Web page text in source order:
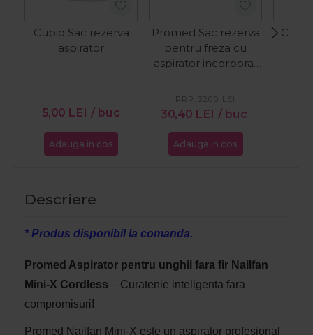
Cupio Sac rezerva
aspirator
5,00 LEI / buc
Adauga in cos
Promed Sac rezerva
pentru freza cu
aspirator incorporat
4030SX/SX2
30,40 LEI / buc
PRP: 32,00 LEI
Adauga in cos
Descriere
* Produs disponibil la comanda.
Promed Aspirator pentru unghii fara fir Nailfan
Mini-X Cordless – Curatenie inteligenta fara
compromisuri!
Promed Nailfan Mini-X este un aspirator profesional